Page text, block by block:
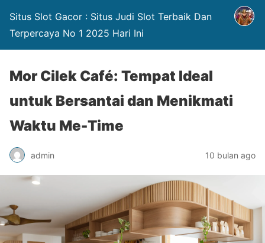
Situs Slot Gacor : Situs Judi Slot Terbaik Dan
Terpercaya No 1 2025 Hari Ini
Mor Cilek Café: Tempat Ideal
untuk Bersantai dan Menikmati
Waktu Me-Time
admin 10 bulan ago